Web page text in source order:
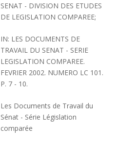
SENAT - DIVISION DES ETUDES
DE LEGISLATION COMPAREE;
IN: LES DOCUMENTS DE
TRAVAIL DU SENAT - SERIE
LEGISLATION COMPAREE.
FEVRIER 2002. NUMERO LC 101.
P. 7 - 10.
Les Documents de Travail du
Sénat - Série Législation
comparée